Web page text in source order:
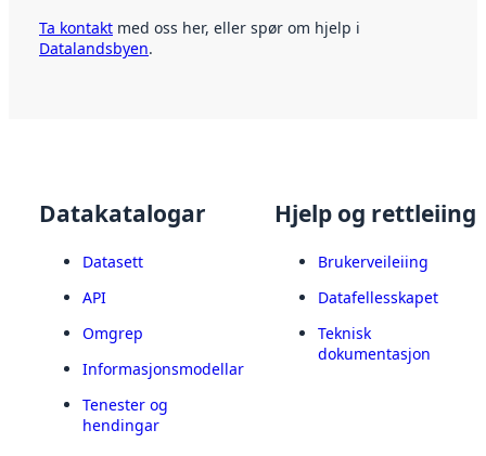
Ta kontakt med oss her, eller spør om hjelp i
Datalandsbyen.
Datakatalogar
Datasett
API
Omgrep
Informasjonsmodellar
Tenester og
hendingar
Hjelp og rettleiing
Brukerveileiing
Datafellesskapet
Teknisk
dokumentasjon